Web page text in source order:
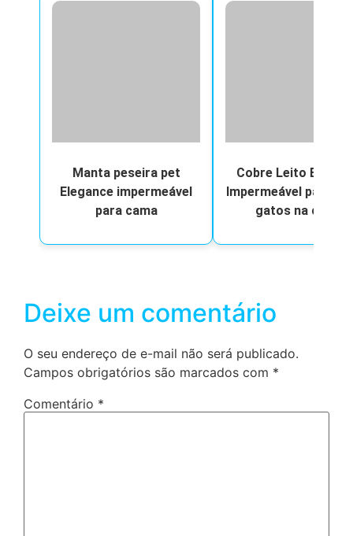
Manta peseira pet
Elegance impermeável
para cama
Cobre Leito
Impermeável para
gatos na cama
Deixe um comentário
O seu endereço de e-mail não será publicado.
Campos obrigatórios são marcados com *
Comentário *